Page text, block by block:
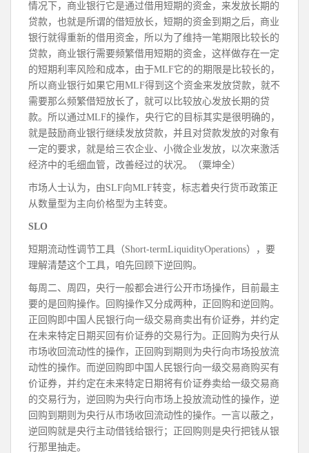
情况下，商业银行它是通过借用短期的资金，来发放长期的
贷款，也就是所谓的借短放长，短期的资金到期之后，商业
银行就得重新的借用资金，所以为了维持一笔期限比较长的
贷款，商业银行需要频繁借用短期的资金，这样做存在一定
的短期利率风险和成本，由于MLF它的的期限是比较长的，
所以商业银行如果它用MLF得到这个资金来发放贷款，就不
需要那么频繁借短放长了，就可以比较放心发放长期的贷
款。所以通过MLF的操作，央行它的目标其实是很明确的，
就是鼓励商业银行继续发放贷款，并且对贷款发放的对象有
一定的要求，就是给三农企业、小微企业发放，以次来激活
经济中的毛细血管，改善经过的状况。（粟坤全）
市场人士认为，由SLF向MLF转变，标志着央行货币政策正
从数量型为主向价格型为主转变。
SLO
短期流动性调节工具（Short-termLiquidityOperations），要
理解清楚这个工具，咱先回顾下逆回购。
每周二、周四，央行一般都会进行公开市场操作，目前最主
要的是回购操作。回购操作又分成两种，正回购和逆回购。
正回购即中国人民银行向一级交易商卖出有价证券，并约定
在未来特定日期买回有价证券的交易行为。正回购为央行从
市场收回流动性的操作，正回购到期则为央行向市场投放流
动性的操作。而逆回购即中国人民银行向一级交易商购买有
价证券，并约定在未来特定日期将有价证券卖给一级交易商
的交易行为，逆回购为央行向市场上投放流动性的操作，逆
回购到期则为央行从市场收回流动性的操作。一言以蔽之，
逆回购就是央行主动借钱给银行；正回购则是央行把钱从银
行那里抽走。